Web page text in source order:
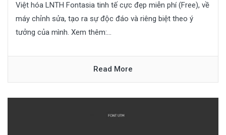
Việt hóa LNTH Fontasia tinh tế cực đẹp miễn phí (Free), về
máy chỉnh sửa, tạo ra sự độc đáo và riêng biệt theo ý
tưởng của mình. Xem thêm:...
Read More